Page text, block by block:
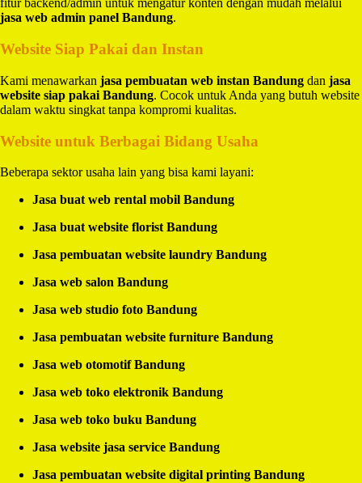
fitur backend/admin untuk mengatur konten dengan mudah melalui
jasa web admin panel Bandung.
Website Siap Pakai dan Instan
Kami menawarkan jasa pembuatan web instan Bandung dan jasa
website siap pakai Bandung. Cocok untuk Anda yang butuh website
dalam waktu singkat tanpa kompromi kualitas.
Website untuk Berbagai Bidang Usaha
Beberapa sektor usaha lain yang bisa kami layani:
Jasa buat web rental mobil Bandung
Jasa buat website florist Bandung
Jasa pembuatan website laundry Bandung
Jasa web salon Bandung
Jasa web studio foto Bandung
Jasa pembuatan website furniture Bandung
Jasa web otomotif Bandung
Jasa web toko elektronik Bandung
Jasa web toko buku Bandung
Jasa website jasa service Bandung
Jasa pembuatan website digital printing Bandung